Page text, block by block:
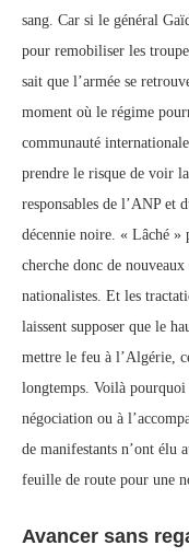
sang. Car si le général
pour remobiliser les
sait que l’armée se
moment où le régime
communauté
prendre le risque de voir
responsables de l’ANP et
décennie noire. « Lâché »
cherche donc de
nationalistes. Et les
laissent supposer que le
mettre le feu à l’Algérie,
longtemps. Voilà pourquoi
négociation ou à
de manifestants n’ont élu
feuille de route pour une
Avancer sans